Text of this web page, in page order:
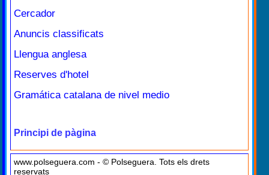
Cercador
Anuncis classificats
Llengua anglesa
Reserves d'hotel
Gramática catalana de nivel medio
Principi de pàgina
www.polseguera.com - © Polseguera. Tots els drets
reservats